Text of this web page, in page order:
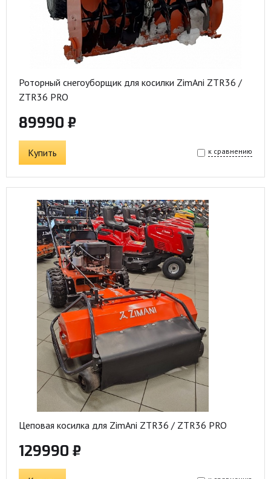
Роторный снегоуборщик для косилки ZimAni ZTR36 /
ZTR36 PRO
89990 ₽
Купить к сравнению
Цеповая косилка для ZimAni ZTR36 / ZTR36 PRO
129990 ₽